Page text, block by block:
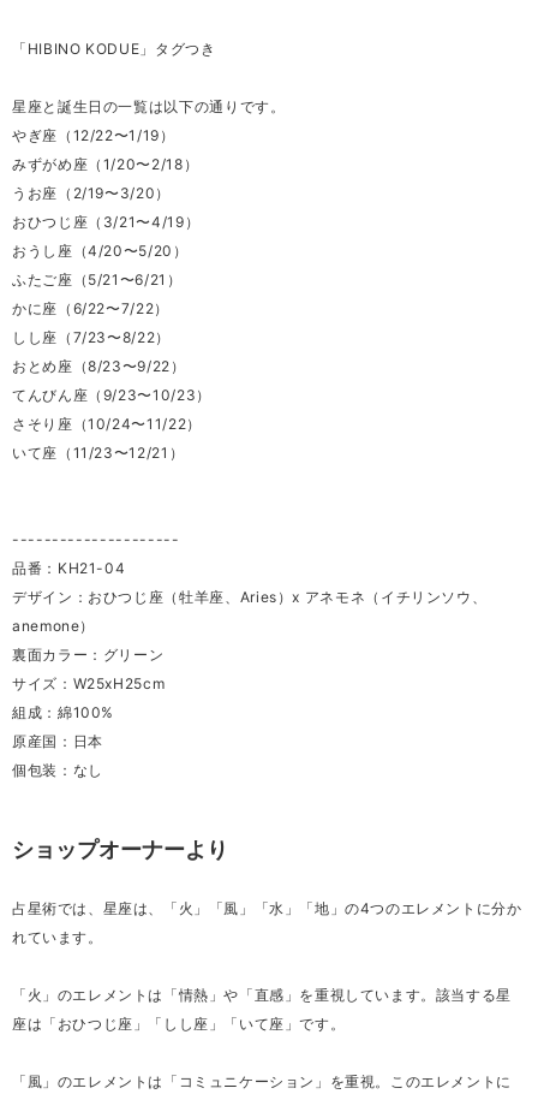
「HIBINO KODUE」タグつき
星座と誕生日の一覧は以下の通りです。
やぎ座（12/22〜1/19）
みずがめ座（1/20〜2/18）
うお座（2/19〜3/20）
おひつじ座（3/21〜4/19）
おうし座（4/20〜5/20）
ふたご座（5/21〜6/21）
かに座（6/22〜7/22）
しし座（7/23〜8/22）
おとめ座（8/23〜9/22）
てんびん座（9/23〜10/23）
さそり座（10/24〜11/22）
いて座（11/23〜12/21）
---------------------
品番：KH21-04
デザイン：おひつじ座（牡羊座、Aries）x アネモネ（イチリンソウ、
anemone）
裏面カラー：グリーン
サイズ：W25xH25cm
組成：綿100%
原産国：日本
個包装：なし
ショップオーナーより
占星術では、星座は、「火」「風」「水」「地」の4つのエレメントに分か
れています。
「火」のエレメントは「情熱」や「直感」を重視しています。該当する星
座は「おひつじ座」「しし座」「いて座」です。
「風」のエレメントは「コミュニケーション」を重視。このエレメントに